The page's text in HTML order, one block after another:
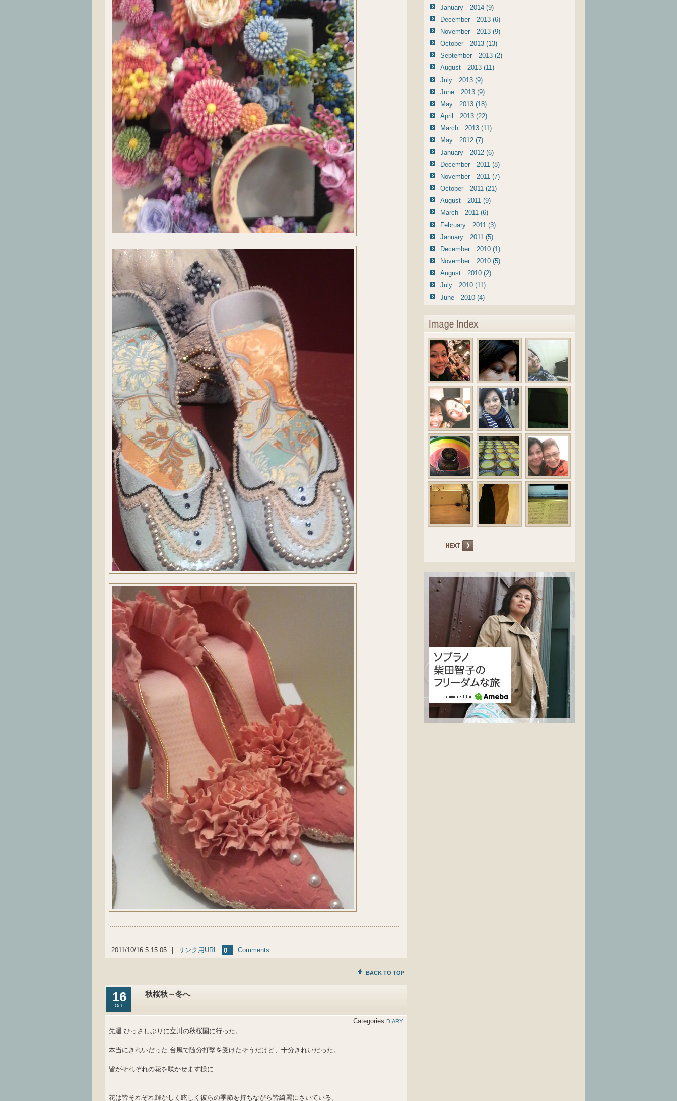
2011/10/16 5:15:05 リンク用URL 0 Comments
BACK TO TOP
16
Oct.
秋桜秋～冬へ
Categories:DIARY
先週 ひっさしぶりに立川の秋桜園に行った。
本当にきれいだった 台風で随分打撃を受けたそうだけど、十分きれいだった。
皆がそれぞれの花を咲かせます様に…
花は皆それぞれ輝かしく眩しく彼らの季節を持ちながら皆綺麗にさいている。
January 2014 (9)
December 2013 (6)
November 2013 (9)
October 2013 (13)
September 2013 (2)
August 2013 (11)
July 2013 (9)
June 2013 (9)
May 2013 (18)
April 2013 (22)
March 2013 (11)
May 2012 (7)
January 2012 (6)
December 2011 (8)
November 2011 (7)
October 2011 (21)
August 2011 (9)
March 2011 (6)
February 2011 (3)
January 2011 (5)
December 2010 (1)
November 2010 (5)
August 2010 (2)
July 2010 (11)
June 2010 (4)